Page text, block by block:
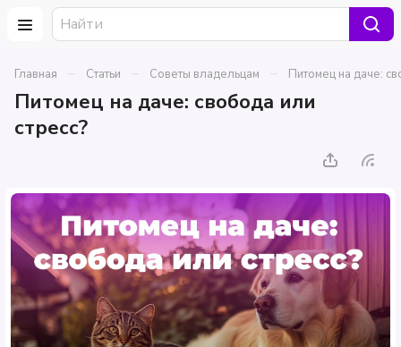
Главная – Статьи – Советы владельцам – Питомец на даче:
Питомец на даче: свобода или
стресс?